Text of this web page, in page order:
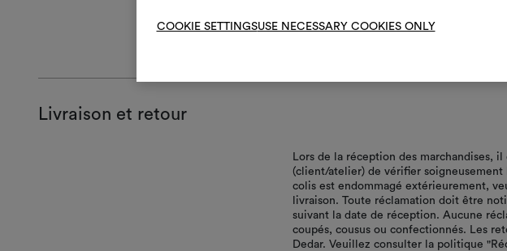
COOKIE SETTINGSUSE NECESSARY COOKIES ONLY
Livraison et retour
Lors de la réception des marchandises,
(client/atelier) de vérifier
colis est endommagé extérieurement,
livraison. Toute réclamation doit être
suivant la date de réception. Aucune
coupés, cousus ou confectionnés. Les
Dedar. Veuillez consulter la politique